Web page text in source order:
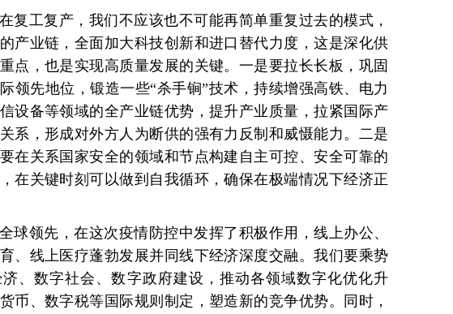
复工复产，我们不应该也不可能再简单重复过去的模式，
产业链，全面加大科技创新和进口替代力度，这是深化供
点，也是实现高质量发展的关键。一是要拉长长板，巩固
领先地位，锻造一些“杀手锏”技术，持续增强高铁、电力
设备等领域的全产业链优势，提升产业质量，拉紧国际产
系，形成对外方人为断供的强有力反制和威慑能力。二是
在关系国家安全的领域和节点构建自主可控、安全可靠的
在关键时刻可以做到自我循环，确保在极端情况下经济正
球领先，在这次疫情防控中发挥了积极作用，线上办公、
、线上医疗蓬勃发展并同线下经济深度交融。我们要乘势
、数字社会、数字政府建设，推动各领域数字化优化升
币、数字税等国际规则制定，塑造新的竞争优势。同时，